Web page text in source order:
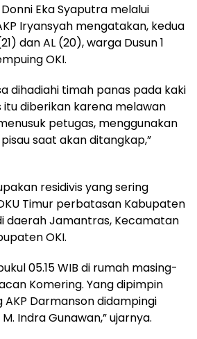
Eka Syaputra melalui
Iryansyah mengatakan, kedua
dan AL (20), warga Dusun 1
OKI.
dihadiahi timah panas pada kaki
itu diberikan karena melawan
petugas, menggunakan
saat akan ditangkap,”
residivis yang sering
Timur perbatasan Kabupaten
daerah Jamantras, Kecamatan
OKI.
05.15 WIB di rumah masing-
Komering. Yang dipimpin
AKP Darmanson didampingi
Indra Gunawan,” ujarnya.